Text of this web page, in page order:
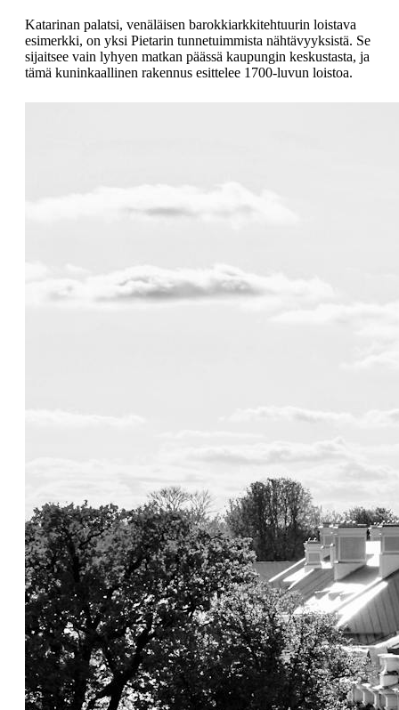
Katarinan palatsi, venäläisen barokkiarkkitehtuurin loistava
esimerkki, on yksi Pietarin tunnetuimmista nähtävyyksistä. Se
sijaitsee vain lyhyen matkan päässä kaupungin keskustasta, ja
tämä kuninkaallinen rakennus esittelee 1700-luvun loistoa.